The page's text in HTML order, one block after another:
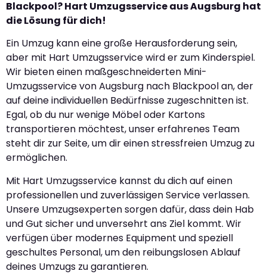
Blackpool? Hart Umzugsservice aus Augsburg hat
die Lösung für dich!
Ein Umzug kann eine große Herausforderung sein,
aber mit Hart Umzugsservice wird er zum Kinderspiel.
Wir bieten einen maßgeschneiderten Mini-
Umzugsservice von Augsburg nach Blackpool an, der
auf deine individuellen Bedürfnisse zugeschnitten ist.
Egal, ob du nur wenige Möbel oder Kartons
transportieren möchtest, unser erfahrenes Team
steht dir zur Seite, um dir einen stressfreien Umzug zu
ermöglichen.
Mit Hart Umzugsservice kannst du dich auf einen
professionellen und zuverlässigen Service verlassen.
Unsere Umzugsexperten sorgen dafür, dass dein Hab
und Gut sicher und unversehrt ans Ziel kommt. Wir
verfügen über modernes Equipment und speziell
geschultes Personal, um den reibungslosen Ablauf
deines Umzugs zu garantieren.